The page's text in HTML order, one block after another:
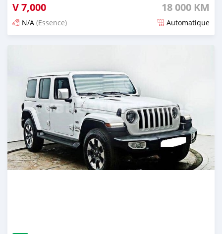
V7,000 18 000 KM
N/A (Essence) Automatique